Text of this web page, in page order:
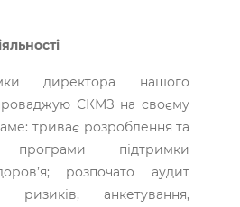
директора нашого
СКМЗ на своєму
триває розроблення та
програми підтримки
розпочато аудит
ризиків, анкетування,